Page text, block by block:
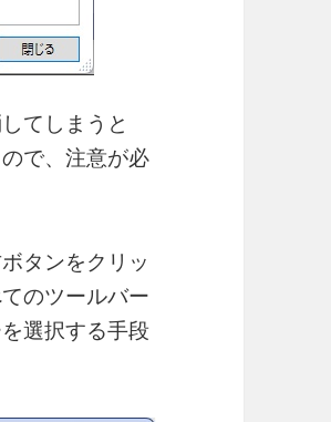
てしまうと
で、注意が必
タンをクリッ
のツールバー
選択する手段